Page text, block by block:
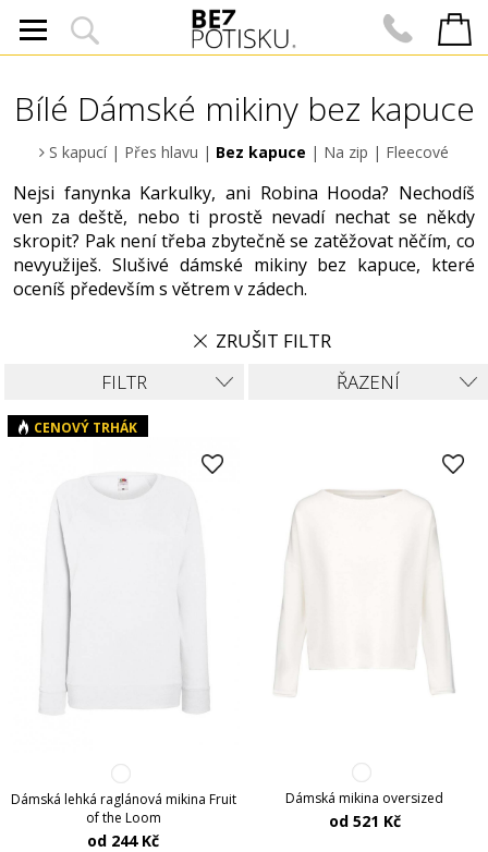
Bílé Dámské mikiny bez kapuce
S kapucí| Přes hlavu | Bez kapuce | Na zip | Fleecové
Nejsi fanynka Karkulky, ani Robina Hooda? Nechodíš
ven za deště, nebo ti prostě nevadí nechat se někdy
skropit? Pak není třeba zbytečně se zatěžovat něčím, co
nevyužiješ. Slušivé dámské mikiny bez kapuce, které
oceníš především s větrem v zádech.
ZRUŠIT FILTR
ŘAZENÍ
FILTR
CENOVÝ TRHÁK
Dámská lehká raglánová mikina Fruit
of the Loom
od 244 Kč
Dámská mikina oversized
od 521 Kč